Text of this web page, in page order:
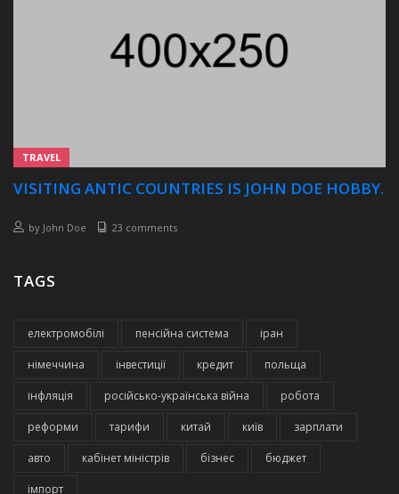
TRAVEL
VISITING ANTIC COUNTRIES IS JOHN DOE HOBBY.
by John Doe 23 comments
TAGS
електромобілі пенсійна система іран
німеччина інвестиції кредит польща
інфляція російсько-українська війна робота
реформи тарифи китай київ зарплати
авто кабінет міністрів бізнес бюджет
імпорт